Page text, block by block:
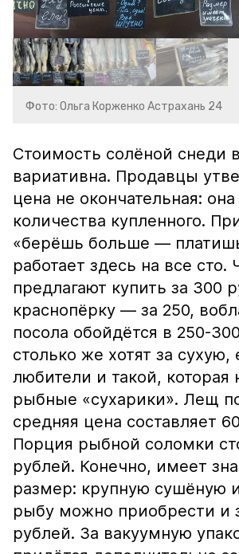
Фото: Ольга Корженко Астрахань 24
Стоимость солёной снеди
вариативна. Продавцы
цена не окончательная: она
количества купленного.
«берёшь больше —
работает здесь на все сто.
предлагают купить за 300
краснопёрку — за 250,
посола обойдётся в 250-
столько же хотят за сухую,
любители и такой, которая
рыбные «сухарики». Лещ
средняя цена составляет
Порция рыбной соломки
рублей. Конечно, имеет
размер: крупную сушёную
рыбу можно приобрести и
рублей. За вакуумную